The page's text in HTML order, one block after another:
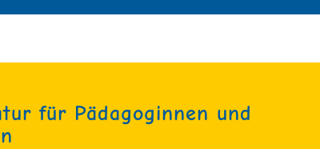
für Pädagoginnen und